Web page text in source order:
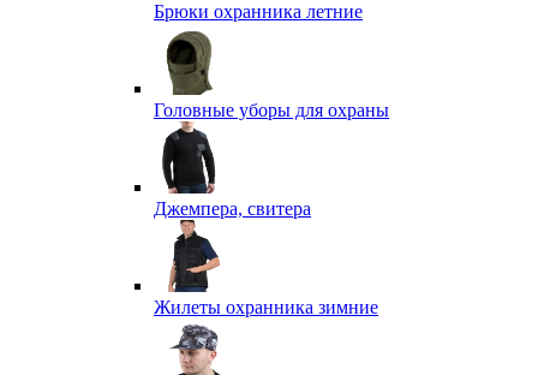
Брюки охранника летние
Головные уборы для охраны
Джемпера, свитера
Жилеты охранника зимние